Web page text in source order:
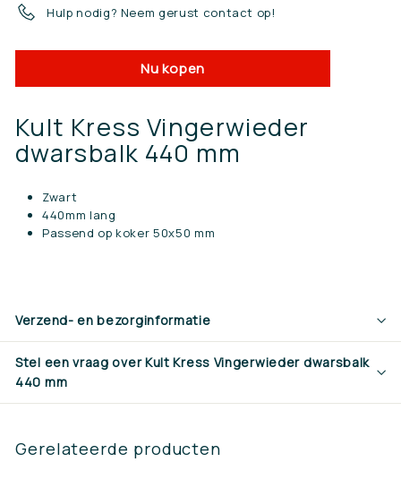
Hulp nodig? Neem gerust contact op!
Nu kopen
Kult Kress Vingerwieder
dwarsbalk 440 mm
Zwart
440mm lang
Passend op koker 50x50 mm
Verzend- en bezorginformatie
Stel een vraag over Kult Kress Vingerwieder dwarsbalk
440 mm
Gerelateerde producten